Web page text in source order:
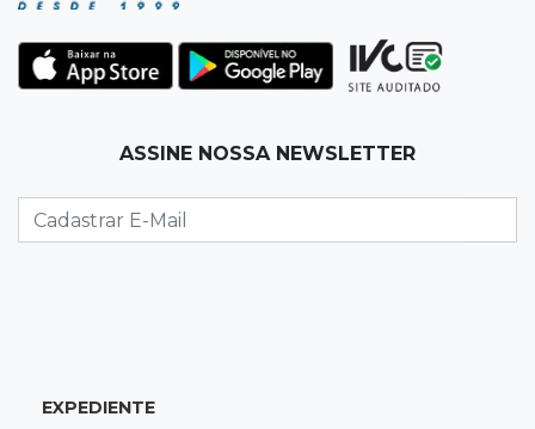
Jogo
O velho e o mar
SEXTA, 07 DE AGOSTO
Federação convoca clubes para definir
ASSINE NOSSA NEWSLETTER
EXPEDIENTE